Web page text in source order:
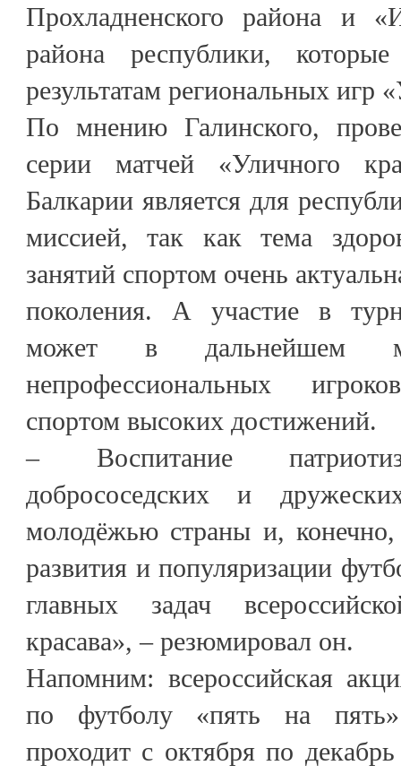
Прохладненского района и
района республики,
результатам региональных игр
По мнению Галинского,
серии матчей «Уличного
Балкарии является для
миссией, так как тема
занятий спортом очень
поколения. А участие в
может в дальнейшем
непрофессиональных
спортом высоких достижений.
– Воспитание
добрососедских и
молодёжью страны и, конечно,
развития и популяризации
главных задач
красава», – резюмировал он.
Напомним: всероссийская
по футболу «пять на
проходит с октября по